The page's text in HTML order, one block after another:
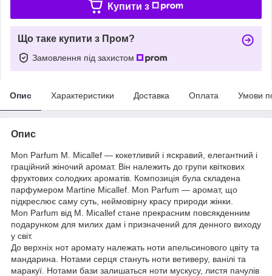
Купити з
Що таке купити з Пром?
Замовлення під захистом
Опис Характеристики Доставка Оплата Умови
Опис
Mon Parfum M. Micallef — кокетливий і яскравий, елегантний і
граційний жіночий аромат. Він належить до групи квіткових
фруктових солодких ароматів. Композиція була складена
парфумером Martine Micallef. Mon Parfum — аромат, що
підкреслює саму суть, неймовірну красу природи жінки.
Mon Parfum від M. Micallef стане прекрасним повсякденним
подарунком для милих дам і призначений для денного виходу
у світ.
До верхніх нот аромату належать ноти апельсинового цвіту та
мандарина. Нотами серця стануть ноти ветиверу, ванілі та
маракуї. Нотами бази залишаться ноти мускусу, листя пачулів